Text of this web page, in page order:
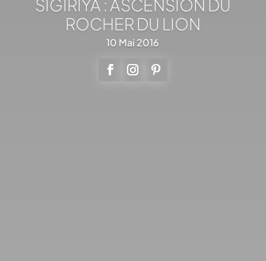
SIGIRIYA : ASCENSION DU
ROCHER DU LION
10 Mai 2016